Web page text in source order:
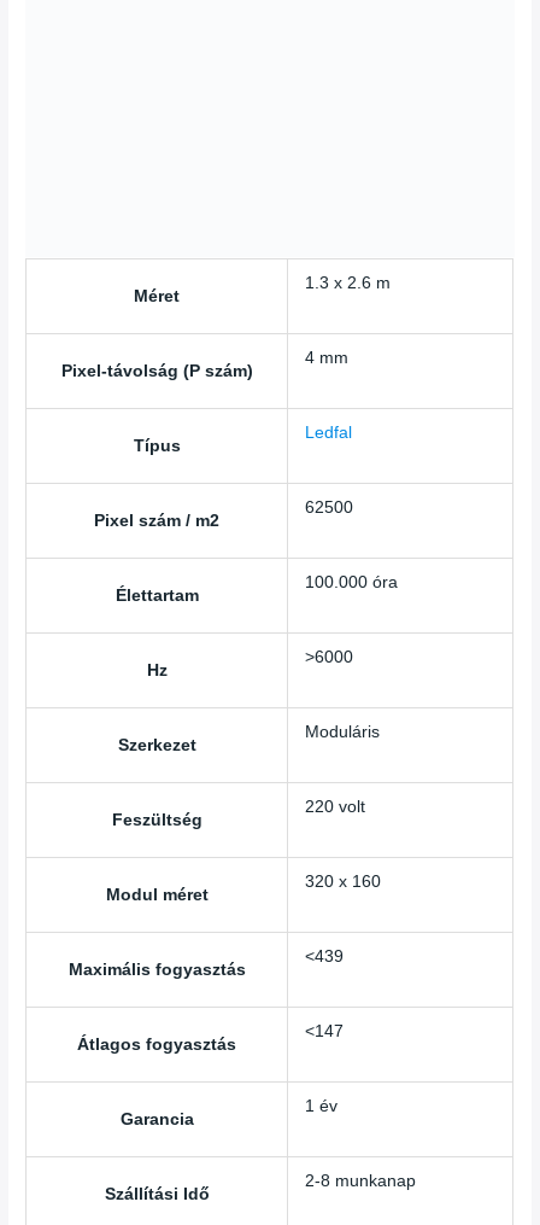
Méret
1.3 x 2.6 m
Pixel-távolság (P szám)
4 mm
Típus
Ledfal
Pixel szám / m2
62500
Élettartam
100.000 óra
Hz
>6000
Szerkezet
Moduláris
Feszültség
220 volt
Modul méret
320 x 160
Maximális fogyasztás
<439
Átlagos fogyasztás
<147
Garancia
1 év
Szállítási Idő
2-8 munkanap